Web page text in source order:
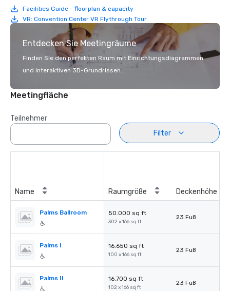
Facilities Guide - floorplan & capacity
VR: Convention Center VR Flythrough Tour
Entdecken Sie Meetingräume
Finden Sie den perfekten Raum mit Einrichtungsdiagrammen
und interaktiven 3D-Grundrissen.
Meetingfläche
Teilnehmer
Filter
Name Raumgröße Deckenhöhe
Palms Ballroom 50.000 sq ft
302 x 166 sq ft
23 Fuß
Palms I 16.650 sq ft
100 x 166 sq ft
23 Fuß
Palms II 16.700 sq ft
102 x 166 sq ft
23 Fuß